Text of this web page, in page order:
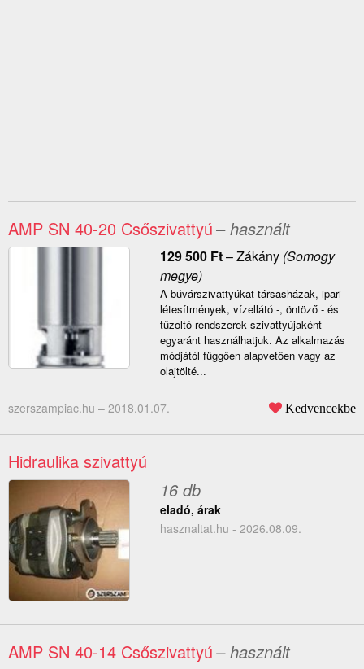
AMP SN 40-20 Csőszivattyú– használt
129 500 Ft–Zákány(Somogy
megye)
A búvárszivattyúkat társasházak, ipari
létesítmények, vízellátó -, öntöző - és
tűzoltó rendszerek szivattyújaként
egyaránt használhatjuk. Az alkalmazás
módjától függően alapvetően vagy az
olajtölté...
szerszampiac.hu – 2018.01.07. Kedvencekbe
Hidraulika szivattyú
16 db
eladó, árak
hasznaltat.hu - 2026.08.09.
AMP SN 40-14 Csőszivattyú– használt